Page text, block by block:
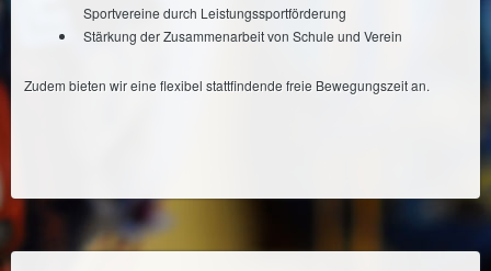
Sportvereine durch Leistungssportförderung
Stärkung der Zusammenarbeit von Schule und Verein
Zudem bieten wir eine flexibel stattfindende freie Bewegungszeit an.